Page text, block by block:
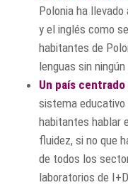
Polonia ha
y el inglés como
habitantes de
lenguas sin ningún
Un país
sistema educativo
habitantes hablar
fluidez, si no que
de todos los
laboratorios de